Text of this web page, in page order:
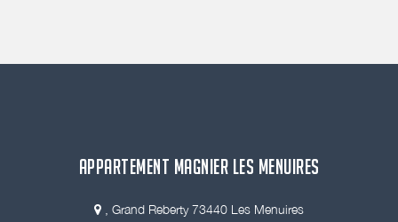
APPARTEMENT MAGNIER LES MENUIRES
, Grand Reberty 73440 Les Menuires